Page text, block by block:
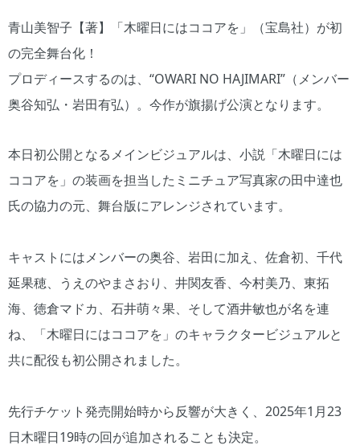
青山美智子【著】「木曜日にはココアを」（宝島社）が初
の完全舞台化！
プロディースするのは、“OWARI NO HAJIMARI”（メンバー
奥谷知弘・岩田有弘）。今作が旗揚げ公演となります。
本日初公開となるメインビジュアルは、小説「木曜日には
ココアを」の装画を担当したミニチュア写真家の田中達也
氏の協力の元、舞台版にアレンジされています。
キャストにはメンバーの奥谷、岩田に加え、佐倉初、千代
延果穂、うえのやまさおり、井関友香、今村美乃、東拓
海、徳倉マドカ、石井萌々果、そして酒井敏也が名を連
ね、「木曜日にはココアを」のキャラクタービジュアルと
共に配役も初公開されました。
先行チケット発売開始時から反響が大きく、2025年1月23
日木曜日19時の回が追加されることも決定。